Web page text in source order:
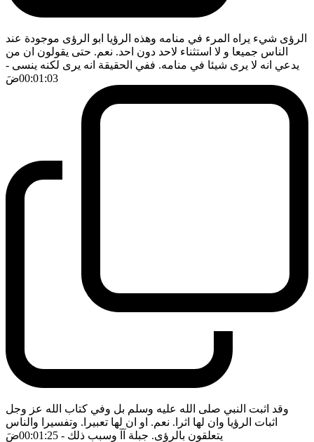
الرؤى شيء يراه المرء في منامه وهذه الرؤيا ابو الرؤى موجودة عند
الناس جميعا و لا استثناء لاحد دون احد. نعم. حتى يقولون ان من
يدعي انه لا يرى شيئا في منامه. ففي الحقيقة انه يرى لكنه ينسى -
00:01:03ضَ
وقد اثبت النبي صلى الله عليه وسلم بل وفي كتاب الله عز وجل
اثبات الرؤيا وان لها اثرا. نعم. او ان لها تعبيرا. وتفسيرا والناس
يتعلقون بالرؤى. جبلة آآ وسبب ذلك - 00:01:25 ضَ